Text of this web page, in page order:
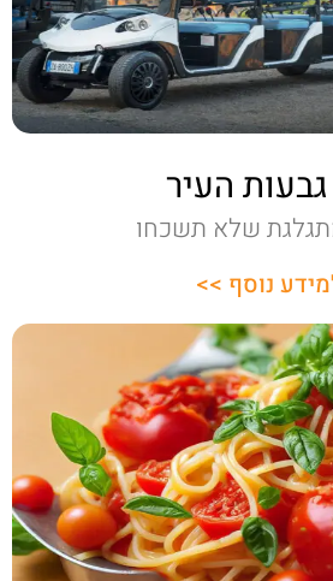
העיר
שלא תשכחו
נוסף >>